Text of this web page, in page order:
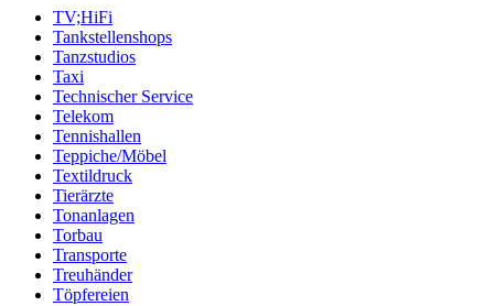
TV;HiFi
Tankstellenshops
Tanzstudios
Taxi
Technischer Service
Telekom
Tennishallen
Teppiche/Möbel
Textildruck
Tierärzte
Tonanlagen
Torbau
Transporte
Treuhänder
Töpfereien